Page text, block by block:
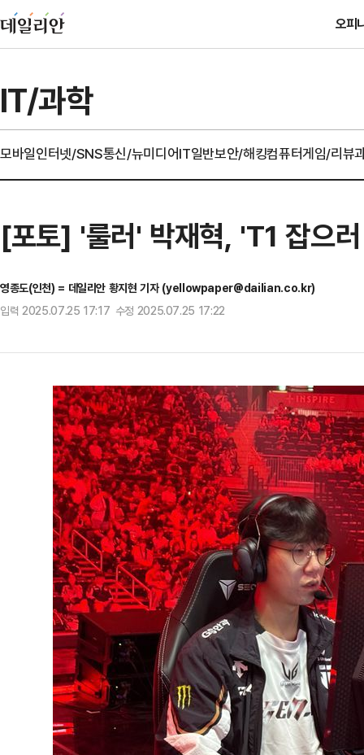
오피
IT/과학
모바일인터넷/SNS통신/뉴미디어IT일반보안/해킹컴퓨터게임/리뷰
[포토] '룰러' 박재혁, 'T1 잡으
영종도(인천) = 데일리안 황지현 기자 (yellowpaper@dailian.co.kr)
입력 2025.07.25 17:17 수정 2025.07.25 17:22